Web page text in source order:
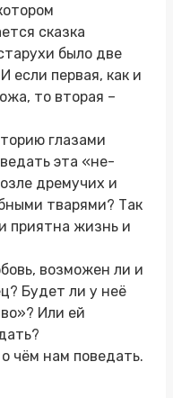
сказка
было две
если первая, как и
то вторая –
глазами
эта «не-
дремучих и
тварями? Так
приятна жизнь и
возможен ли и
Будет ли у неё
Или ей
чём нам поведать.